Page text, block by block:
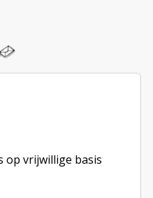
op vrijwillige basis